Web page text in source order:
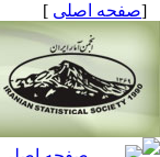
[صفحه اصلی ]